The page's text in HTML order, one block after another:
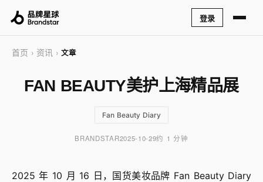
登录
首页 › 资讯 › 文章
FAN BEAUTY美护上海精品展
Fan Beauty Diary
BRANDSTAR2025-10-29约 1 分钟
2025 年 10 月 16 日，国货美妆品牌 Fan Beauty Diary